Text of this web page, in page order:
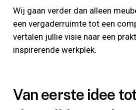
Wij gaan verder dan alleen
een vergaderruimte tot een
vertalen jullie visie naar een
inspirerende werkplek.
Van eerste idee